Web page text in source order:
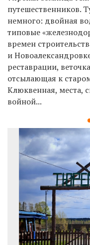
путешественников.
немного: двойная
типовые
времен
и
реставрации,
отсылающая к
Клюквенная, места,
войной...